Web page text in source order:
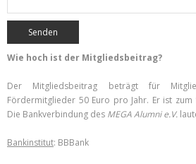
Wie hoch ist der Mitgliedsbeitrag?
Der Mitgliedsbeitrag beträgt für
Fördermitglieder 50 Euro pro Jahr. Er ist zum
Die Bankverbindung des MEGA Alumni e.V.
Bankinstitut: BBBank